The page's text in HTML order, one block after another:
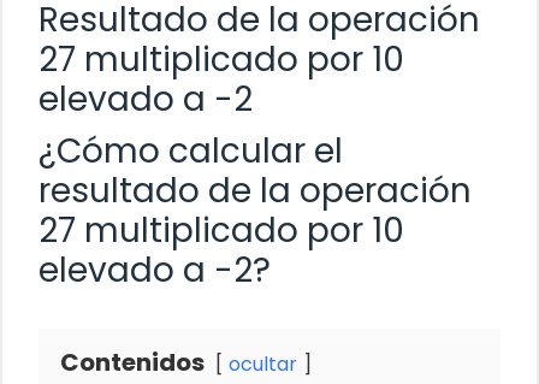
Resultado de la operación
27 multiplicado por 10
elevado a -2
¿Cómo calcular el
resultado de la operación
27 multiplicado por 10
elevado a -2?
Contenidos ocultar